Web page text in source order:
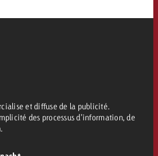
et diffuse de la publicité.
des processus d’information, de